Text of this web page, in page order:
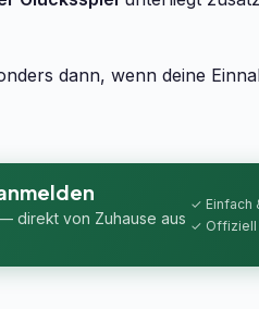
dann, wenn deine
direkt von Zuhause aus
✓ Einfach
✓ Offiziell